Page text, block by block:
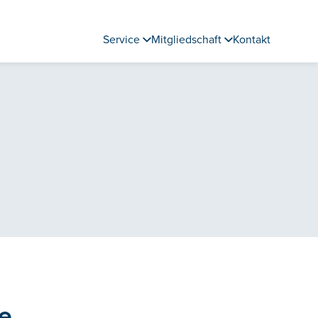
Service Mitgliedschaft Kontakt